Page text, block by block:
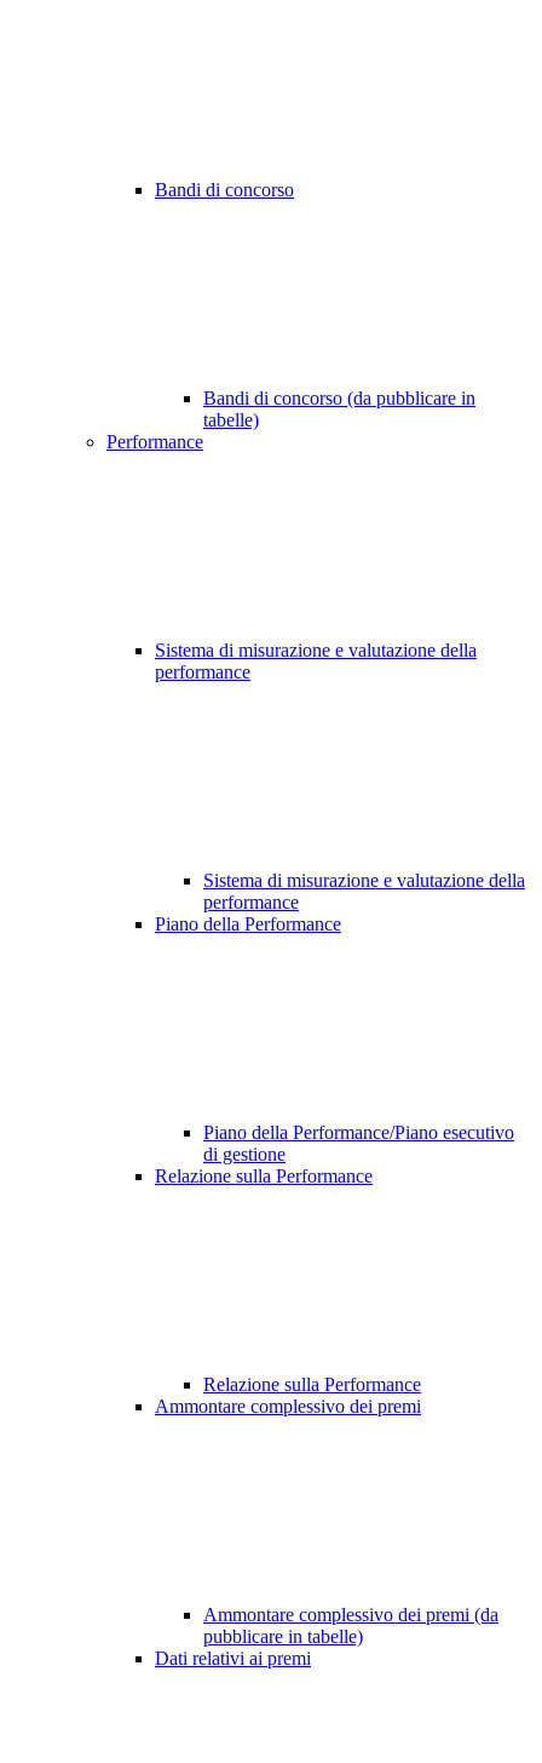
Bandi di concorso
Bandi di concorso (da pubblicare in
tabelle)
Performance
Sistema di misurazione e valutazione della
performance
Sistema di misurazione e valutazione della
performance
Piano della Performance
Piano della Performance/Piano esecutivo
di gestione
Relazione sulla Performance
Relazione sulla Performance
Ammontare complessivo dei premi
Ammontare complessivo dei premi (da
pubblicare in tabelle)
Dati relativi ai premi